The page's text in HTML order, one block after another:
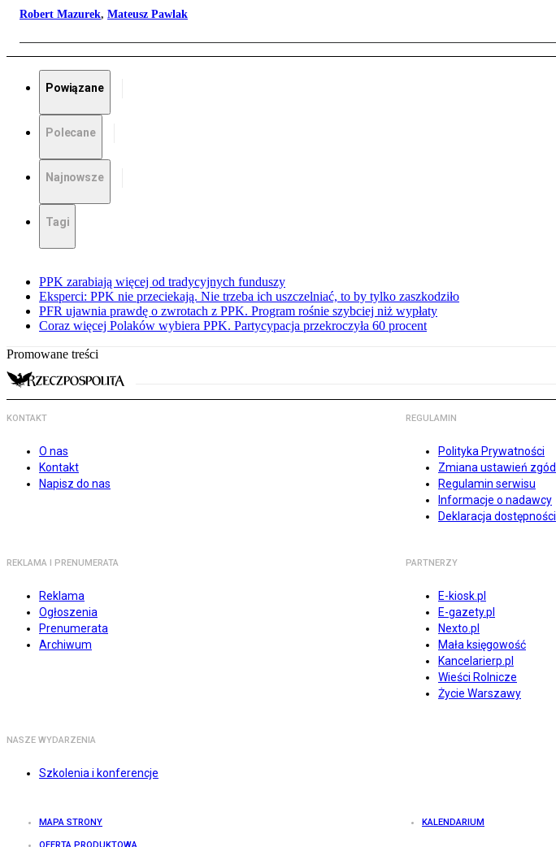
Robert Mazurek, Mateusz Pawlak
Powiązane
Polecane
Najnowsze
Tagi
PPK zarabiają więcej od tradycyjnych funduszy
Eksperci: PPK nie przeciekają. Nie trzeba ich uszczelniać, to by tylko zaszkodziło
PFR ujawnia prawdę o zwrotach z PPK. Program rośnie szybciej niż wypłaty
Coraz więcej Polaków wybiera PPK. Partycypacja przekroczyła 60 procent
Promowane treści
KONTAKT
O nas
Kontakt
Napisz do nas
REGULAMIN
Polityka Prywatności
Zmiana ustawień zgód
Regulamin serwisu
Informacje o nadawcy
Deklaracja dostępności
REKLAMA I PRENUMERATA
Reklama
Ogłoszenia
Prenumerata
Archiwum
PARTNERZY
E-kiosk.pl
E-gazety.pl
Nexto.pl
Mała księgowość
Kancelarierp.pl
Wieści Rolnicze
Życie Warszawy
NASZE WYDARZENIA
Szkolenia i konferencje
MAPA STRONY KALENDARIUM